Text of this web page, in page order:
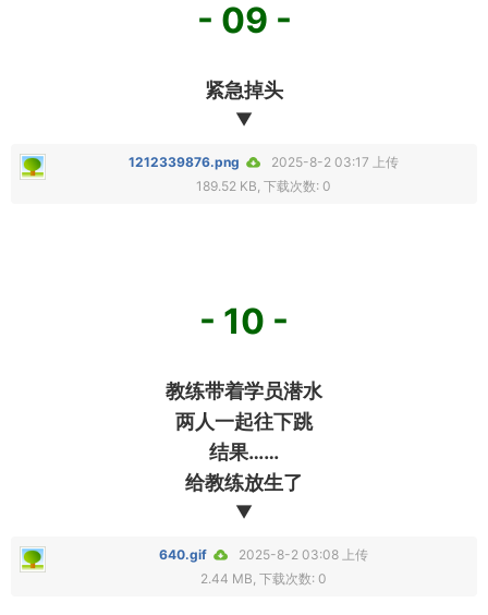
- 09 -
紧急掉头
▼
1212339876.png
2025-8-2 03:17 上传
189.52 KB, 下载次数: 0
- 10 -
教练带着学员潜水
两人一起往下跳
结果……
给教练放生了
▼
640.gif
2025-8-2 03:08 上传
2.44 MB, 下载次数: 0